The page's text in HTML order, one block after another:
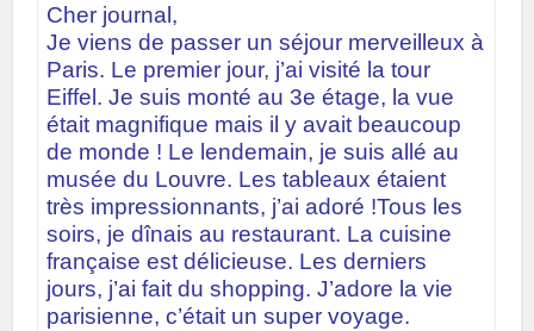
Cher journal,
Je viens de passer un séjour merveilleux à
Paris. Le premier jour, j’ai visité la tour
Eiffel. Je suis monté au 3e étage, la vue
était magnifique mais il y avait beaucoup
de monde ! Le lendemain, je suis allé au
musée du Louvre. Les tableaux étaient
très impressionnants, j’ai adoré !Tous les
soirs, je dînais au restaurant. La cuisine
française est délicieuse. Les derniers
jours, j’ai fait du shopping. J’adore la vie
parisienne, c’était un super voyage.